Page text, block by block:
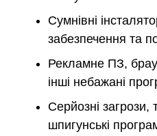
Сумнівні
забезпечення та
Рекламне ПЗ,
інші небажані
Серйозні загрози,
шпигунські